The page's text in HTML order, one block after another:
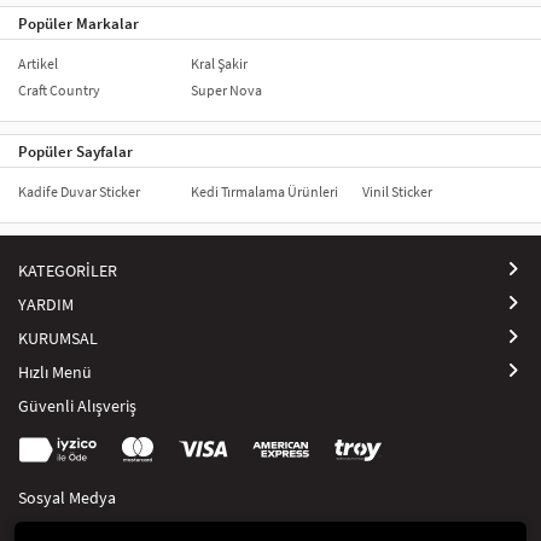
Popüler Markalar
Artikel
Craft Country
Kral Şakir
Super Nova
Popüler Sayfalar
Kadife Duvar Sticker Kedi Tırmalama Ürünleri Vinil Sticker
KATEGORİLER
YARDIM
KURUMSAL
Hızlı Menü
Güvenli Alışveriş
Sosyal Medya